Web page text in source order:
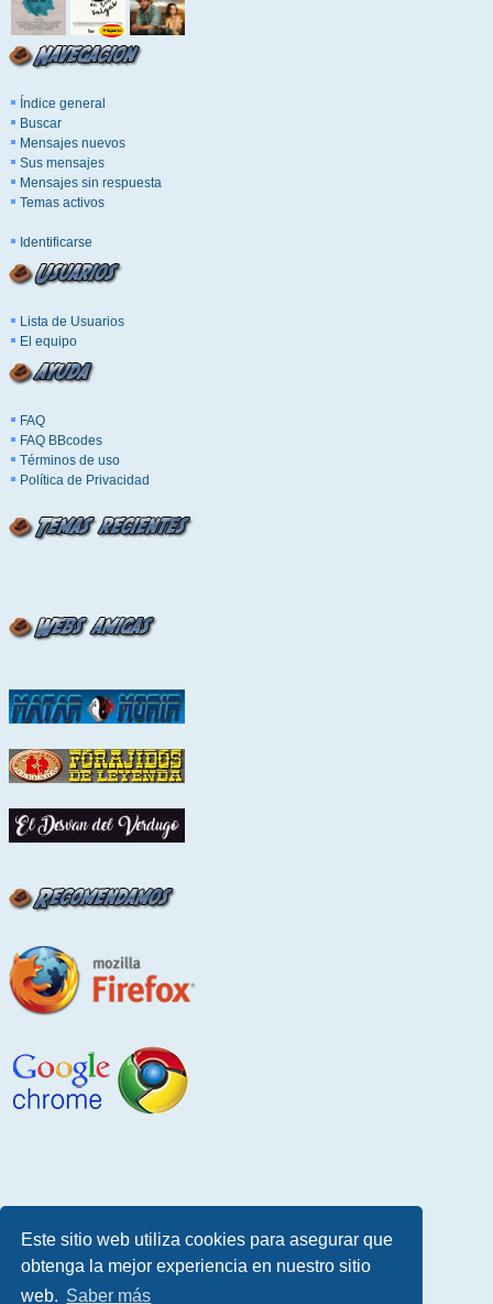
Este sitio web utiliza cookies para asegurar que
obtenga la mejor experiencia en nuestro sitio
web. Saber más
Índice general
Buscar
Mensajes nuevos
Sus mensajes
Mensajes sin respuesta
Temas activos
Identificarse
Lista de Usuarios
El equipo
FAQ
FAQ BBcodes
Términos de uso
Política de Privacidad